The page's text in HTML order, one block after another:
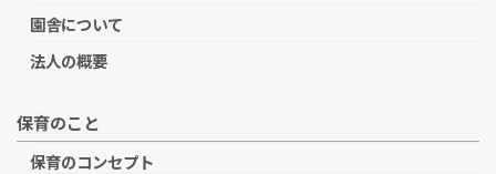
園舎について
法人の概要
保育のこと
保育のコンセプト